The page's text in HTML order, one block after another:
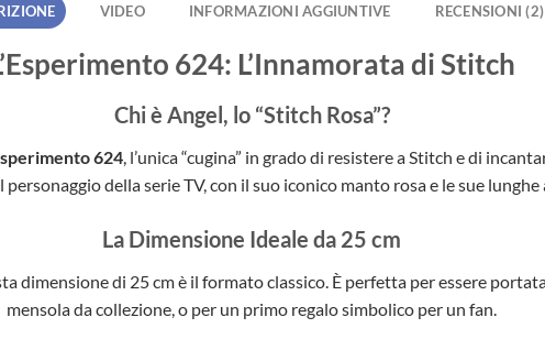
VIDEO INFORMAZIONI AGGIUNTIVE RECENSIONI (2)
624: L’Innamorata di Stitch
Chi è Angel, lo “Stitch Rosa”?
624, l’unica “cugina” in grado di resistere a Stitch e di
della serie TV, con il suo iconico manto rosa e le sue lunghe
La Dimensione Ideale da 25 cm
dimensione di 25 cm è il formato classico. È perfetta per essere
mensola da collezione, o per un primo regalo simbolico per un fan.